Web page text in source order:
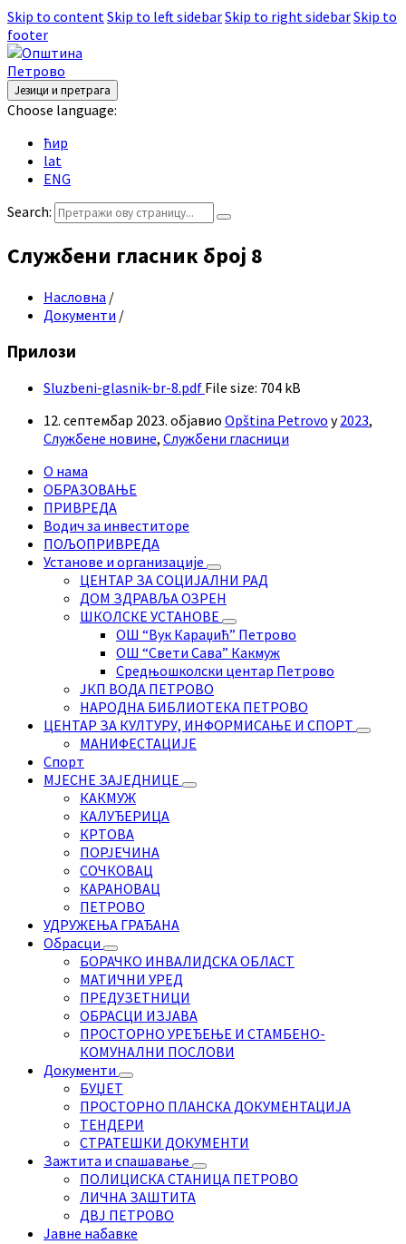
Skip to contentSkip to left sidebarSkip to right sidebarSkip to
footer
Језици и претрага
Choose language:
ћир
lat
ENG
Search:
Службени гласник број 8
Насловна /
Документи /
Прилози
Sluzbeni-glasnik-br-8.pdf File size: 704 kB
12. септембар 2023. објавио Opština Petrovo у2023,
Службене новине, Службени гласници
О нама
ОБРАЗОВАЊЕ
ПРИВРЕДА
Водич за инвеститоре
ПОЉОПРИВРЕДА
Установе и организације
ЦЕНТАР ЗА СОЦИЈАЛНИ РАД
ДОМ ЗДРАВЉА ОЗРЕН
ШКОЛСКЕ УСТАНОВЕ
ОШ “Вук Караџић” Петрово
ОШ “Свети Сава” Какмуж
Средњошколски центар Петрово
ЈКП ВОДА ПЕТРОВО
НАРОДНА БИБЛИОТЕКА ПЕТРОВО
ЦЕНТАР ЗА КУЛТУРУ, ИНФОРМИСАЊЕ И СПОРТ
МАНИФЕСТАЦИЈЕ
Спорт
МЈЕСНЕ ЗАЈЕДНИЦЕ
КАКМУЖ
КАЛУЂЕРИЦА
КРТОВА
ПОРЈЕЧИНА
СОЧКОВАЦ
КАРАНОВАЦ
ПЕТРОВО
УДРУЖЕЊА ГРАЂАНА
Обрасци
БОРАЧКО ИНВАЛИДСКА ОБЛАСТ
МАТИЧНИ УРЕД
ПРЕДУЗЕТНИЦИ
ОБРАСЦИ ИЗЈАВА
ПРОСТОРНО УРЕЂЕЊЕ И СТАМБЕНО-
КОМУНАЛНИ ПОСЛОВИ
Документи
БУЏЕТ
ПРОСТОРНО ПЛАНСКА ДОКУМЕНТАЦИЈА
ТЕНДЕРИ
СТРАТЕШКИ ДОКУМЕНТИ
Зажтита и спашавање
ПОЛИЦИСКА СТАНИЦА ПЕТРОВО
ЛИЧНА ЗАШТИТА
ДВЈ ПЕТРОВО
Јавне набавке